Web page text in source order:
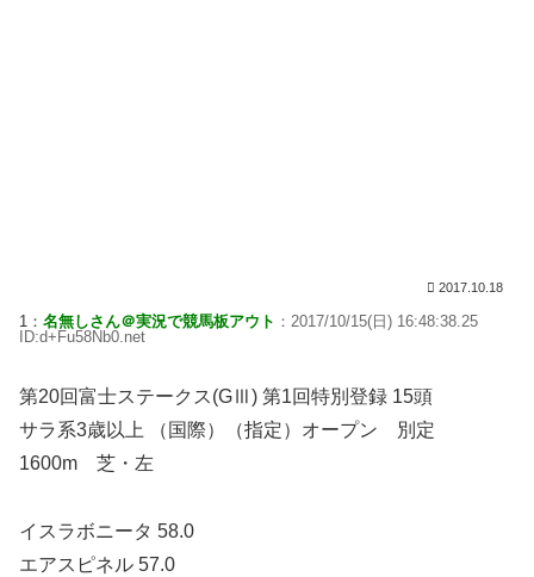
2017.10.18
1： 名無しさん＠実況で競馬板アウト ：2017/10/15(日) 16:48:38.25
ID:d+Fu58Nb0.net
第20回富士ステークス(GⅢ) 第1回特別登録 15頭
サラ系3歳以上 （国際）（指定）オープン 別定
1600m 芝・左
イスラボニータ 58.0
エアスピネル 57.0